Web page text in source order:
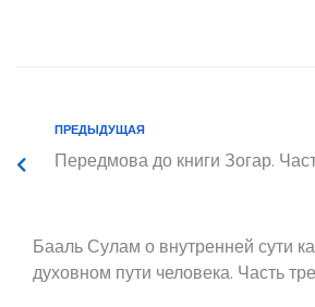
ПРЕДЫДУЩАЯ
Передмова до книги Зогар.
Бааль Сулам о внутренней сути
духовном пути человека. Часть